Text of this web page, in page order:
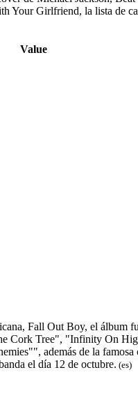
Girlfriend, la lista de
Value
Fall Out Boy, el álbum
Cork Tree", "Infinity On
además de la
el día 12 de octubre. (es)